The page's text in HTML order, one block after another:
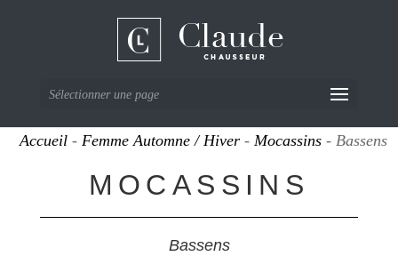
Sélectionner une page
Accueil -Femme Automne / Hiver -Mocassins - Bassens
MOCASSINS
Bassens